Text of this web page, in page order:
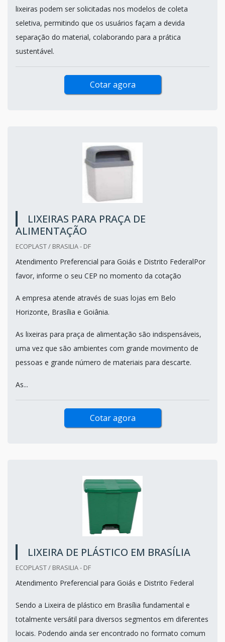
lixeiras podem ser solicitadas nos modelos de coleta
seletiva, permitindo que os usuários façam a devida
separação do material, colaborando para a prática
sustentável.
Cotar agora
LIXEIRAS PARA PRAÇA DE
ALIMENTAÇÃO
ECOPLAST / BRASILIA - DF
Atendimento Preferencial para Goiás e Distrito FederalPor
favor, informe o seu CEP no momento da cotação
A empresa atende através de suas lojas em Belo
Horizonte, Brasília e Goiânia.
As lixeiras para praça de alimentação são indispensáveis,
uma vez que são ambientes com grande movimento de
pessoas e grande número de materiais para descarte.
As...
Cotar agora
LIXEIRA DE PLÁSTICO EM BRASÍLIA
ECOPLAST / BRASILIA - DF
Atendimento Preferencial para Goiás e Distrito Federal
Sendo a Lixeira de plástico em Brasília fundamental e
totalmente versátil para diversos segmentos em diferentes
locais. Podendo ainda ser encontrado no formato comum